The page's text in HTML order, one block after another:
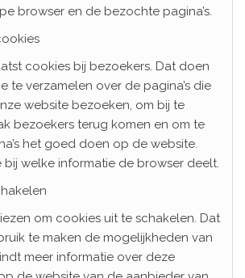
browser en de bezochte pagina’s.
cookies bij bezoekers. Dat doen
te verzamelen over de pagina’s die
website bezoeken, om bij te
bezoekers terug komen en om te
het goed doen op de website.
welke informatie de browser deelt.
om cookies uit te schakelen. Dat
te maken de mogelijkheden van
meer informatie over deze